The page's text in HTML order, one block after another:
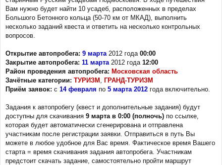
е
Вам нужно будет найти 10 усадеб, расположенных в пределах
Большого Бетонного кольца (50-70 км от МКАД), выполнить
несколько заданий квеста и ответить на несколько контрольных
вопросов.
Открытие автопробега: 9 марта 2012 года 00:00
Закрытие автопробега: 11 марта 2012 года 12:00
Район проведения автопробега: Московская область
Зачётные категории: ТУРИЗМ
ГРАНД-ТУРИЗМ
Приём заявок: с 14 февраля по 5 марта 2012 года включительно.
Задания к автопробегу (квест и дополнительные задания) будут
доступны для скачивания 9 марта в 0:00 (полночь) по ссылке,
которая будет автоматически сгенерирована и отправлена
участникам после регистрации заявки. Отправиться в путь Вы
можете в любое удобное для Вас время. Фактическое время Вашего
старта = время скачивания задания автопробега. Участникам
предстоит скачать задание, самостоятельно пройти маршрут